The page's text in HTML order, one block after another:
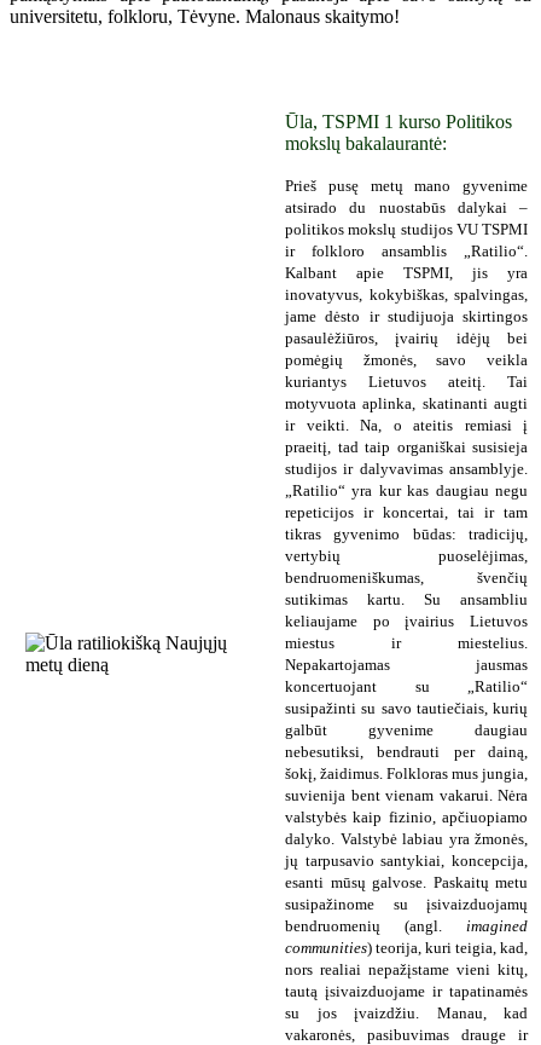
universitetu, folkloru, Tėvyne. Malonaus skaitymo!
Ūla, TSPMI 1 kurso Politikos
mokslų bakalaurantė:
Prieš pusę metų mano gyvenime
atsirado du nuostabūs dalykai –
politikos mokslų studijos VU TSPMI
ir folkloro ansamblis „Ratilio“.
Kalbant apie TSPMI, jis yra
inovatyvus, kokybiškas, spalvingas,
jame dėsto ir studijuoja skirtingos
pasaulėžiūros, įvairių idėjų bei
pomėgių žmonės, savo veikla
kuriantys Lietuvos ateitį. Tai
motyvuota aplinka, skatinanti augti
ir veikti. Na, o ateitis remiasi į
praeitį, tad taip organiškai susisieja
studijos ir dalyvavimas ansamblyje.
„Ratilio“ yra kur kas daugiau negu
repeticijos ir koncertai, tai ir tam
tikras gyvenimo būdas: tradicijų,
vertybių puoselėjimas,
bendruomeniškumas, švenčių
sutikimas kartu. Su ansambliu
keliaujame po įvairius Lietuvos
miestus ir miestelius.
Nepakartojamas jausmas
koncertuojant su „Ratilio“
susipažinti su savo tautiečiais, kurių
galbūt gyvenime daugiau
nebesutiksi, bendrauti per dainą,
šokį, žaidimus. Folkloras mus jungia,
suvienija bent vienam vakarui. Nėra
valstybės kaip fizinio, apčiuopiamo
dalyko. Valstybė labiau yra žmonės,
jų tarpusavio santykiai, koncepcija,
esanti mūsų galvose. Paskaitų metu
susipažinome su įsivaizduojamų
bendruomenių (angl. imagined
communities) teorija, kuri teigia, kad,
nors realiai nepažįstame vieni kitų,
tautą įsivaizduojame ir tapatinamės
su jos įvaizdžiu. Manau, kad
vakaronės, pasibuvimas drauge ir